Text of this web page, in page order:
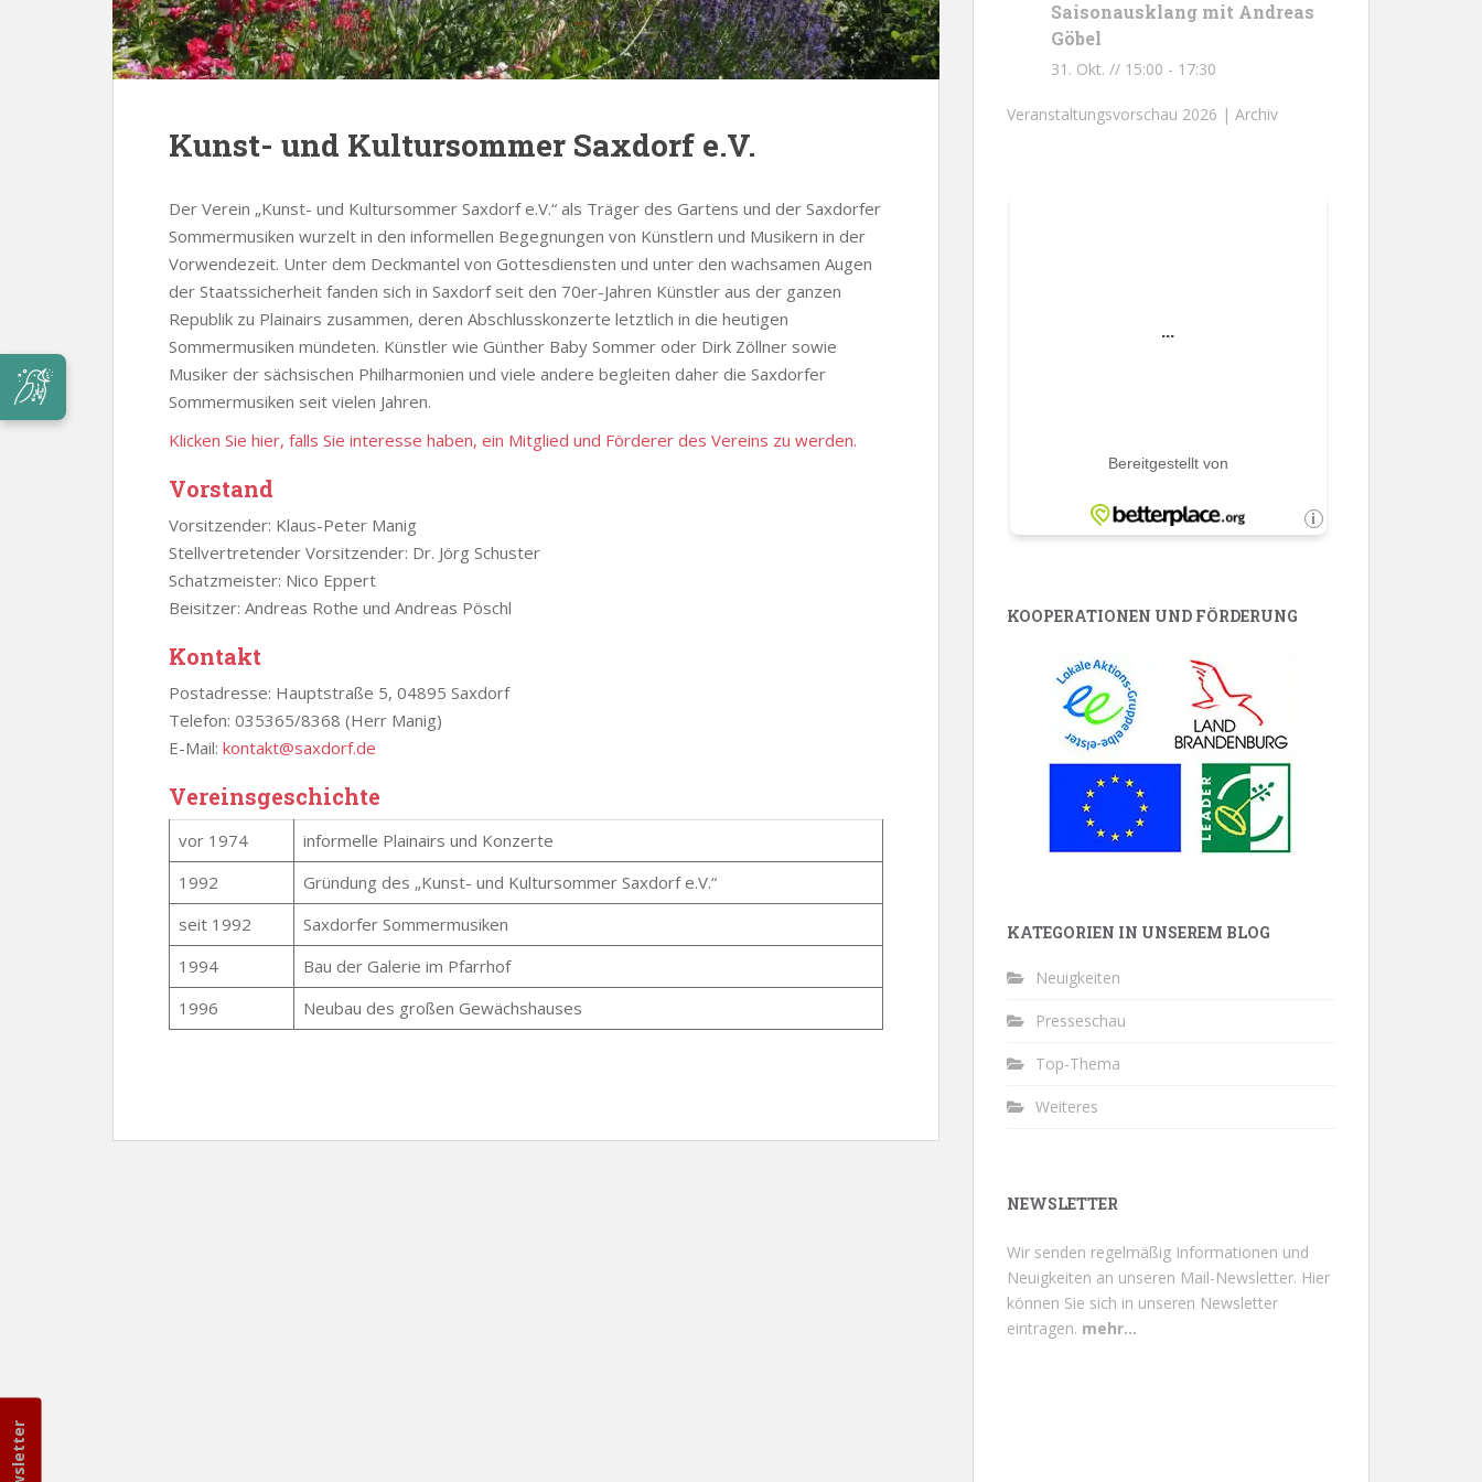
Kunst- und Kultursommer Saxdorf e.V.
Der Verein „Kunst- und Kultursommer Saxdorf e.V.“ als Träger des Gartens und der Saxdorfer
Sommermusiken wurzelt in den informellen Begegnungen von Künstlern und Musikern in der
Vorwendezeit. Unter dem Deckmantel von Gottesdiensten und unter den wachsamen Augen
der Staatssicherheit fanden sich in Saxdorf seit den 70er-Jahren Künstler aus der ganzen
Republik zu Plainairs zusammen, deren Abschlusskonzerte letztlich in die heutigen
Sommermusiken mündeten. Künstler wie Günther Baby Sommer oder Dirk Zöllner sowie
Musiker der sächsischen Philharmonien und viele andere begleiten daher die Saxdorfer
Sommermusiken seit vielen Jahren.
Klicken Sie hier, falls Sie interesse haben, ein Mitglied und Förderer des Vereins zu werden.
Vorstand
Vorsitzender: Klaus-Peter Manig
Stellvertretender Vorsitzender: Dr. Jörg Schuster
Schatzmeister: Nico Eppert
Beisitzer: Andreas Rothe und Andreas Pöschl
Kontakt
Postadresse: Hauptstraße 5, 04895 Saxdorf
Telefon: 035365/8368 (Herr Manig)
E-Mail: kontakt@saxdorf.de
Vereinsgeschichte
vor 1974
informelle Plainairs und Konzerte
1992
Gründung des „Kunst- und Kultursommer Saxdorf e.V.“
seit 1992
Saxdorfer Sommermusiken
1994
Bau der Galerie im Pfarrhof
1996
Neubau des großen Gewächshauses
Saisonausklang mit Andreas
Göbel
31. Okt. // 15:00 - 17:30
Veranstaltungsvorschau 2026 | Archiv
KOOPERATIONEN UND FÖRDERUNG
KATEGORIEN IN UNSEREM BLOG
Neuigkeiten
Presseschau
Top-Thema
Weiteres
NEWSLETTER
Wir senden regelmäßig Informationen und
Neuigkeiten an unseren Mail-Newsletter. Hier
können Sie sich in unseren Newsletter
eintragen. mehr...